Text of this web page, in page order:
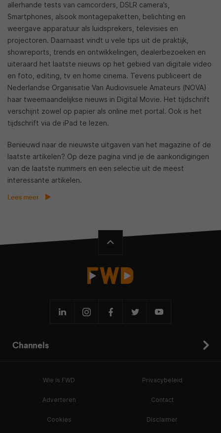
allerhande tests van camcorders, DSLR camera’s,
Smartphones, alsook montagepaketten, belichting en
weergave apparatuur als luidsprekers, televisies en
projectoren. Daarnaast vindt u vele tips uit de praktijk,
showreports, trends en ontwikkelingen, dealerbezoeken en
uiteraard het laatste nieuws op het gebied van digitale video
en foto, editing, tv en home cinema. Tevens publiceert de
Nederlandse Organisatie Van Audiovisuele Amateurs (NOVA)
haar tweemaandelijkse nieuws in Digital Movie. Het tijdschrift
verschijnt zowel op papier als online met portal. Ook is het
tijdschrift via de iPad te lezen.
Benieuwd naar de nieuwste uitgaven van het magazine of de
laatste artikelen? Op deze pagina vind je de aankondigingen
van de laatste nummers en een selectie uit de meest
interessante artikelen.
Lees meer
Channels
Wie is FWD Privacybeleid
Adverteren Contact
Cookies Disclaimer